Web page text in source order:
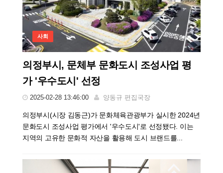
사회
의정부시, 문체부 문화도시 조성사업 평
가 '우수도시' 선정
2025-02-28 13:46:00 양동규 편집국장
의정부시(시장 김동근)가 문화체육관광부가 실시한 2024년
문화도시 조성사업 평가에서 '우수도시'로 선정됐다. 이는
지역의 고유한 문화적 자산을 활용해 도시 브랜드를...